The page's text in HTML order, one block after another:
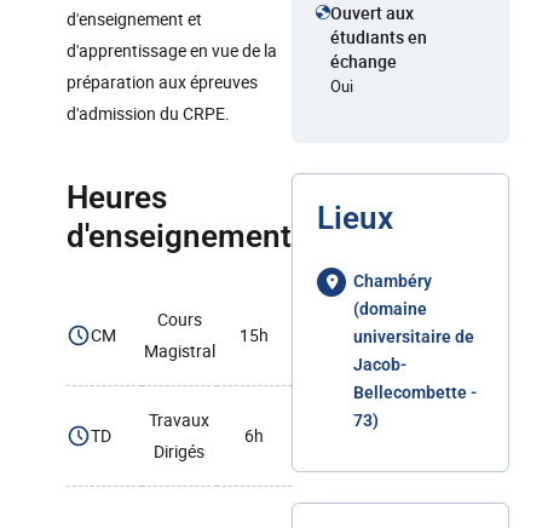
d'enseignement et
d'apprentissage en vue de la
préparation aux épreuves
d'admission du CRPE.
Heures
d'enseignement
CM
Cours
Magistral
15h
TD
Travaux
Dirigés
6h
Ouvert aux
étudiants en
échange
Oui
Lieux
Chambéry
(domaine
universitaire de
Jacob-
Bellecombette -
73)